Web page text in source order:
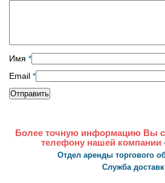
Имя *
Email *
Более точную информацию Вы
телефону нашей компании
Отдел аренды торгового
Служба